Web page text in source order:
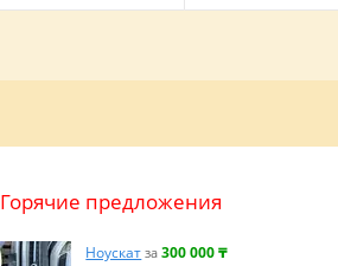
Горячие предложения
Ноускат за300 000₸